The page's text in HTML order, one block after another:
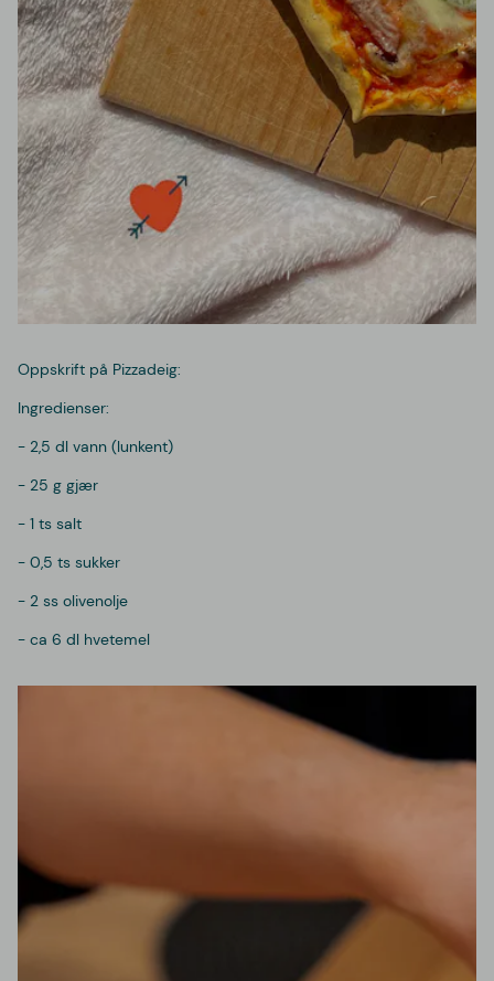
Oppskrift på Pizzadeig:
Ingredienser:
- 2,5 dl vann (lunkent)
- 25 g gjær
- 1 ts salt
- 0,5 ts sukker
- 2 ss olivenolje
- ca 6 dl hvetemel